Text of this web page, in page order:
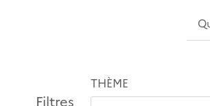
Filtres
THÈME